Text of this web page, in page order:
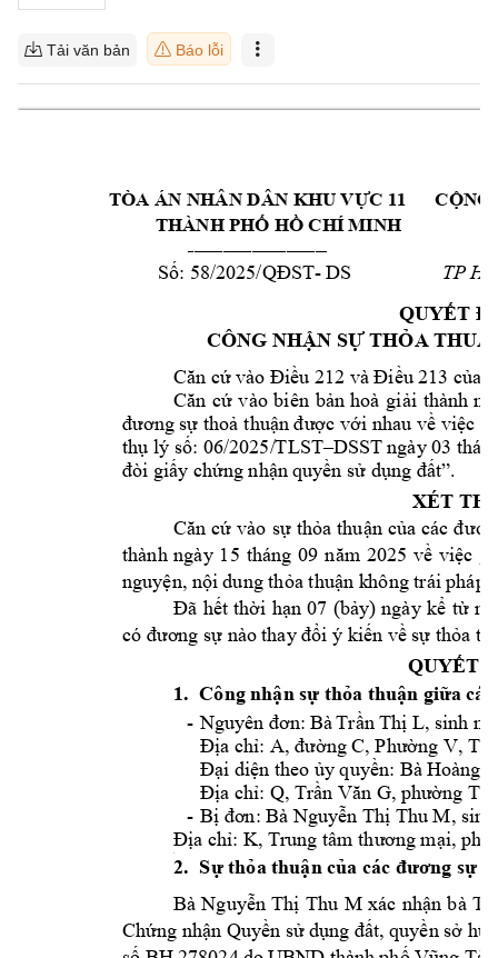
Tải văn bản Báo lỗi
TÒA ÁN NHÂN DÂN KHU VỰC 11
CỘNG
THÀNH PHỐ HỒ CHÍ MINH
Số: 58/2025/QĐST- DS
TP
QUYẾT
CÔNG NHẬN SỰ THỎA TH
Căn cứ vào Điều 212 và Điều 213 của
Căn cứ vào biên bản hoà giải thành
đương sự thoả thuận được với nhau về việc
thụ lý số: 06/2025/TLST–DSST ngày 03 thán
đòi giấy chứng nhận quyền sử dụng đất”.
XÉT
Căn cứ vào sự thỏa thuận của các đ
thành ngày 15 tháng 09 năm 2025 về việc
nguyện, nội dung thỏa thuận không trái pháp
Đã hết thời hạn 07 (bảy) ngày kể từ
có đương sự nào thay đổi ý kiến về sự thỏa
QUYẾT
1. Công nhận sự thỏa thuận giữa
- Nguyên đơn: BàTrần Thị L, sinh
Địa chỉ: A, đường C, Phường V, TP
Đại diện theo ủy quyền: Bà Hoàng
Địa chỉ: Q, Trần Văn G, phường TT
- Bị đơn: Bà Nguyễn Thị Thu M,
Địa chỉ: K, Trung tâm thương mại, p
-2. Sự thỏa thuận của các đương sự
Bà Nguyễn Thị Thu M xác nhận bà
Chứng nhận Quyền sử dụng đất, quyền sở h